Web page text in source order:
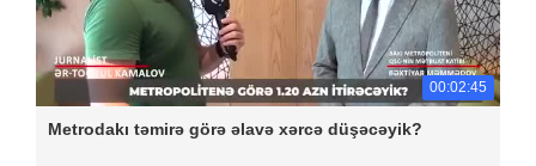
00:02:45
Metrodakı təmirə görə əlavə xərcə düşəcəyik?